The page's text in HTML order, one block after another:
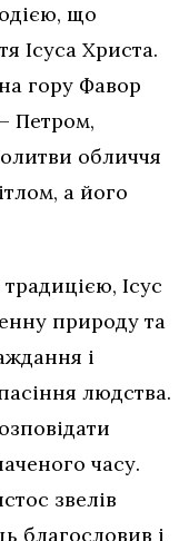
що
Ісуса Христа.
гору Фавор
Петром,
обличчя
а його
Ісус
природу та
і
людства.
часу.
звелів
благословив і